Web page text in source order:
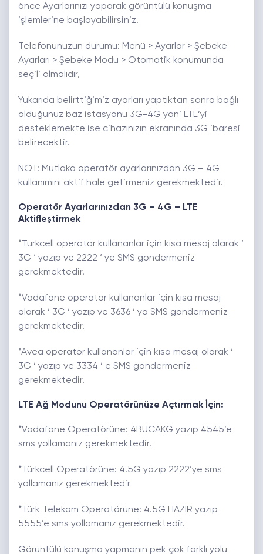
önce Ayarlarınızı yaparak görüntülü konuşma
işlemlerine başlayabilirsiniz.
Telefonunuzun durumu: Menü > Ayarlar > Şebeke
Ayarları > Şebeke Modu > Otomatik konumunda
seçili olmalıdır,
Yukarıda belirttiğimiz ayarları yaptıktan sonra bağlı
olduğunuz baz istasyonu 3G-4G yani LTE’yi
desteklemekte ise cihazınızın ekranında 3G ibaresi
belirecektir.
NOT: Mutlaka operatör ayarlarınızdan 3G – 4G
kullanımını aktif hale getirmeniz gerekmektedir.
Operatör Ayarlarınızdan 3G – 4G – LTE
Aktifleştirmek
*Turkcell operatör kullananlar için kısa mesaj olarak ‘
3G ‘ yazıp ve 2222 ‘ ye SMS göndermeniz
gerekmektedir.
*Vodafone operatör kullananlar için kısa mesaj
olarak ‘ 3G ‘ yazıp ve 3636 ‘ ya SMS göndermeniz
gerekmektedir.
*Avea operatör kullananlar için kısa mesaj olarak ‘
3G ‘ yazıp ve 3334 ‘ e SMS göndermeniz
gerekmektedir.
LTE Ağ Modunu Operatörünüze Açtırmak İçin:
*Vodafone Operatörüne: 4BUCAKG yazıp 4545’e
sms yollamanız gerekmektedir.
*Türkcell Operatörüne: 4.5G yazıp 2222’ye sms
yollamanız gerekmektedir
*Türk Telekom Operatörüne: 4.5G HAZIR yazıp
5555’e sms yollamanız gerekmektedir.
Görüntülü konuşma yapmanın pek çok farklı yolu